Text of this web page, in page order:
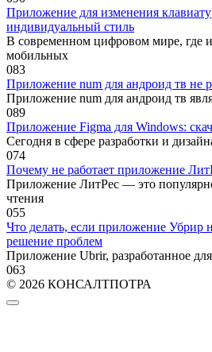
Приложение для изменения
индивидуальный стиль
В современном цифровом мире, где
мобильных
083
Приложение num для андроид тв не
Приложение num для андроид тв
089
Приложение Figma для Windows:
Сегодня в сфере разработки и
074
Почему не работает приложение
Приложение ЛитРес — это
чтения
055
Что делать, если приложение Убрир
решение проблем
Приложение Ubrir, разработанное
063
© 2026 КОНСАЛТПОТРА